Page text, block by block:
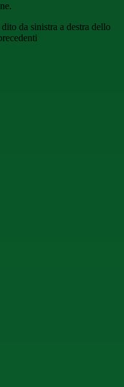
da sinistra a destra dello